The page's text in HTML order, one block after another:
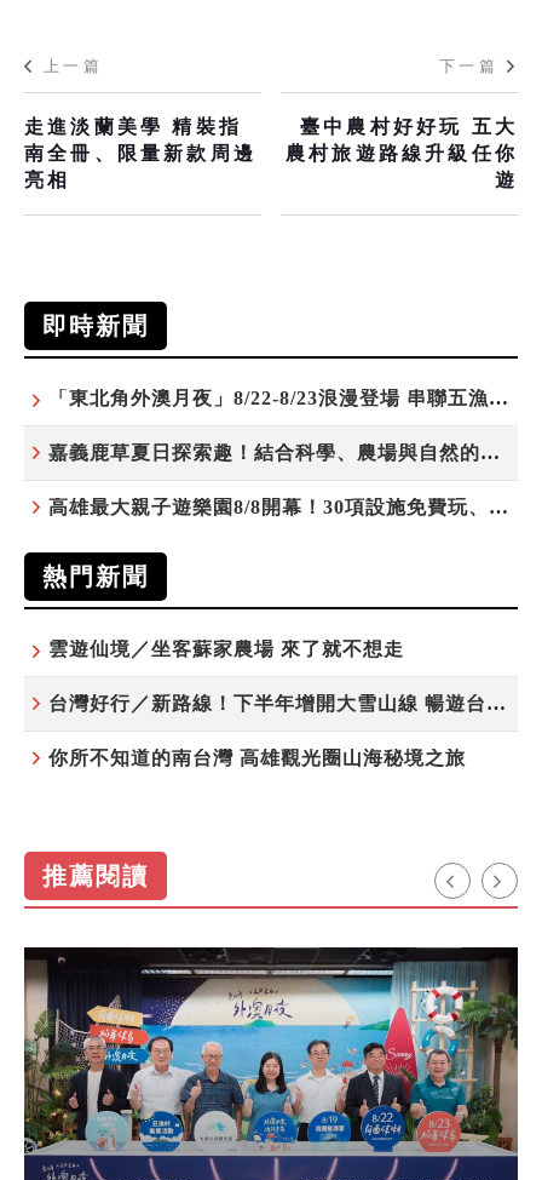
上一篇
走進淡蘭美學 精裝指
南全冊、限量新款周邊
亮相
下一篇
臺中農村好好玩 五大
農村旅遊路線升級任你
遊
即時新聞
「東北角外澳月夜」8/22-8/23浪漫登場 串聯五漁村、音樂、市集、火舞與慢旅共度夏夜
嘉義鹿草夏日探索趣！結合科學、農場與自然的親子小旅行
高雄最大親子遊樂園8/8開幕！30項設施免費玩、YOYO家族嗨翻暑假
熱門新聞
雲遊仙境／坐客蘇家農場 來了就不想走
台灣好行／新路線！下半年增開大雪山線 暢遊台中更便利
你所不知道的南台灣 高雄觀光圈山海秘境之旅
推薦閱讀